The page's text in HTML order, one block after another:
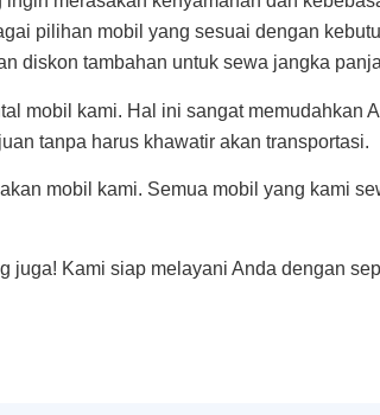
pilihan mobil yang sesuai dengan
diskon tambahan untuk sewa jangka
mobil kami. Hal ini sangat memudahkan
tanpa harus khawatir akan transportasi.
mobil kami. Semua mobil yang kami
Kami siap melayani Anda dengan